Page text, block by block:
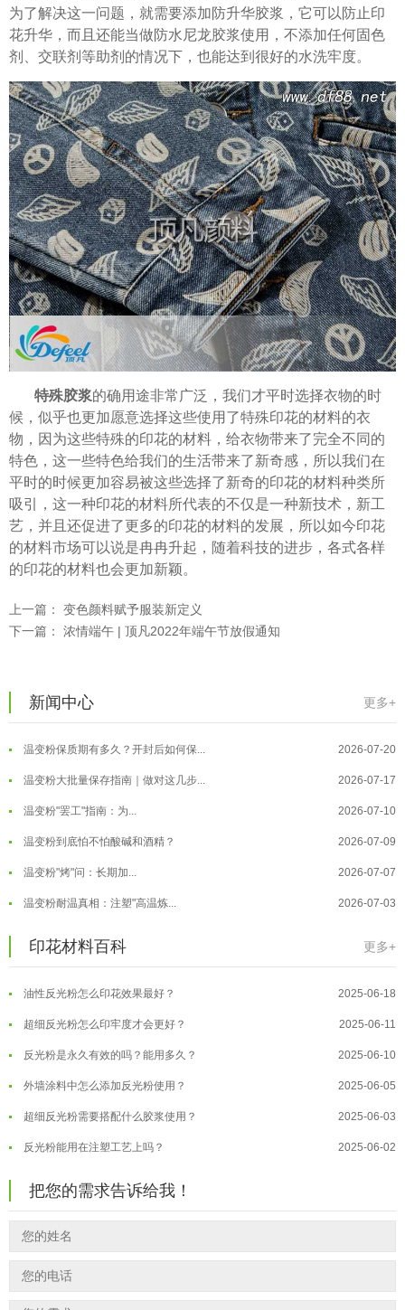
为了解决这一问题，就需要添加防升华胶浆，它可以防止印
花升华，而且还能当做防水尼龙胶浆使用，不添加任何固色
剂、交联剂等助剂的情况下，也能达到很好的水洗牢度。
特殊胶浆的确用途非常广泛，我们才平时选择衣物的时
候，似乎也更加愿意选择这些使用了特殊印花的材料的衣
物，因为这些特殊的印花的材料，给衣物带来了完全不同的
特色，这一些特色给我们的生活带来了新奇感，所以我们在
平时的时候更加容易被这些选择了新奇的印花的材料种类所
吸引，这一种印花的材料所代表的不仅是一种新技术，新工
艺，并且还促进了更多的印花的材料的发展，所以如今印花
的材料市场可以说是冉冉升起，随着科技的进步，各式各样
的印花的材料也会更加新颖。
上一篇： 变色颜料赋予服装新定义
下一篇： 浓情端午 | 顶凡2022年端午节放假通知
新闻中心 更多+
温变粉注塑后表面翻车？粗糙、颗粒... 2026-07-28
温变粉保质期有多久？开封后如何保...
温变粉大批量保存指南｜做对这几步...
温变粉"罢工"指南：为...
温变粉到底怕不怕酸碱和酒精？
温变粉"烤"问：长期加...
温变粉耐温真相：注塑"高温炼...
温变粉可以做防伪标签、温变防伪吗... 2026-08-05
温变粉适合做热变还是冷变？ 2026-08-04
温变粉注塑后表面翻车？粗糙、颗粒... 2026-07-28
温变粉保质期有多久？开封后如何保... 2026-07-20
温变粉大批量保存指南｜做对这几步... 2026-07-17
温变粉"罢工"指南：为... 2026-07-10
温变粉到底怕不怕酸碱和酒精？ 2026-07-09
温变粉耐温真相：注塑"高温炼...
夜间安全卫士：丝印反光粉搭配全攻...
印花材料百科 更多+
印花温变粉最适合用在什么行业上呢... 2025-06-20
油性反光粉怎么印花效果最好？
超细反光粉怎么印牢度才会更好？
反光粉是永久有效的吗？能用多久？
外墙涂料中怎么添加反光粉使用？
超细反光粉需要搭配什么胶浆使用？
反光粉能用在注塑工艺上吗？
温变粉丝印到底用多少目网版？这篇...
反光粉太久不用结块要怎么处理？
印花温变粉最适合用在什么行业上呢... 2025-06-20
油性反光粉怎么印花效果最好？ 2025-06-18
把您的需求告诉给我！